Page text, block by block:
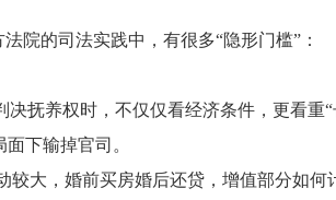
院的司法实践中，有很多“隐形门槛”：
抚养权时，不仅仅看经济条件，更看重
下输掉官司。
大，婚前买房婚后还贷，增值部分如